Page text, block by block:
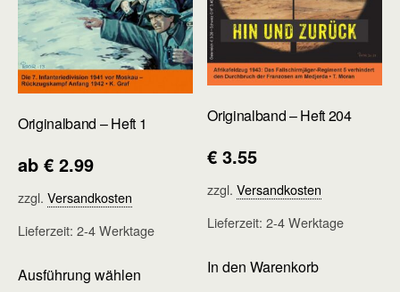
Originalband – Heft 1
ab € 2.99
zzgl. Versandkosten
Lieferzeit: 2-4 Werktage
Ausführung wählen
Originalband – Heft 204
€ 3.55
zzgl.Versandkosten
Lieferzeit:2-4 Werktage
In den Warenkorb